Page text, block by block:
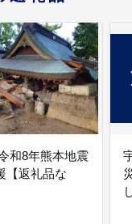
和8年熊本地震
【返礼品な